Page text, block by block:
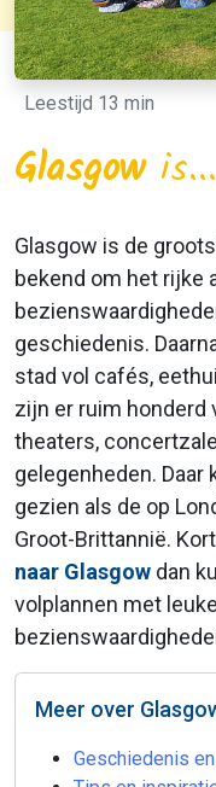
Leestijd 13 min
Glasgowis...
Glasgow is de
bekend om het rijke
geschiedenis.
stad vol cafés,
zijn er ruim honderd
theaters,
gelegenheden.
gezien als de op
Groot-Brittannië.
naar Glasgow dan
volplannen met
Meer over
Geschiedenis